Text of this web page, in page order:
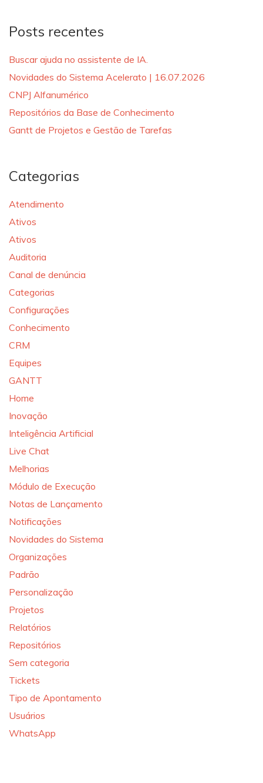
Posts recentes
Buscar ajuda no assistente de IA.
Novidades do Sistema Acelerato | 16.07.2026
CNPJ Alfanumérico
Repositórios da Base de Conhecimento
Gantt de Projetos e Gestão de Tarefas
Categorias
Atendimento
Ativos
Ativos
Auditoria
Canal de denúncia
Categorias
Configurações
Conhecimento
CRM
Equipes
GANTT
Home
Inovação
Inteligência Artificial
Live Chat
Melhorias
Módulo de Execução
Notas de Lançamento
Notificações
Novidades do Sistema
Organizações
Padrão
Personalização
Projetos
Relatórios
Repositórios
Sem categoria
Tickets
Tipo de Apontamento
Usuários
WhatsApp